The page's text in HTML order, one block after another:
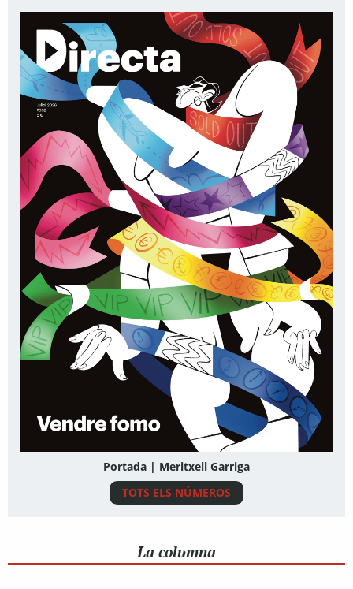
Portada | Meritxell Garriga
TOTS ELS NÚMEROS
La columna